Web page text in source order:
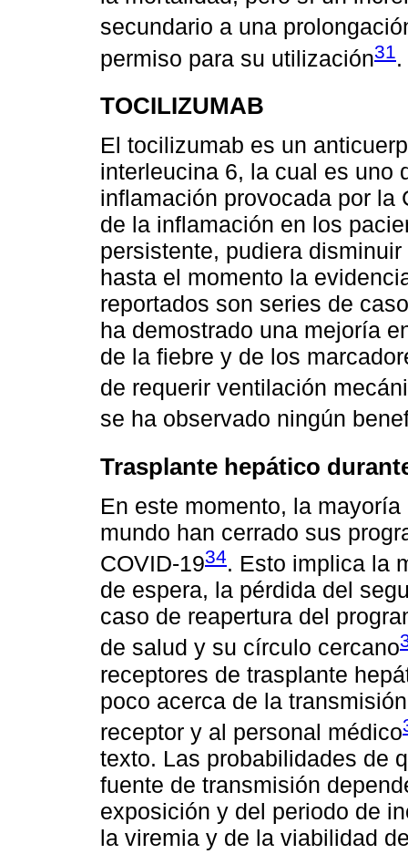
secundario a una
permiso para su utilización31 .
TOCILIZUMAB
El tocilizumab es un
interleucina 6, la cual es uno
inflamación provocada por la
de la inflamación en los
persistente, pudiera
hasta el momento la
reportados son series de
ha demostrado una mejoría
de la fiebre y de los
de requerir ventilación
se ha observado ningún
Trasplante hepático
En este momento, la
mundo han cerrado sus
COVID-1934. Esto implica la
de espera, la pérdida del
caso de reapertura del
de salud y su círculo cercano
receptores de trasplante
poco acerca de la
receptor y al personal médico
texto. Las probabilidades de
fuente de transmisión
exposición y del periodo de
la viremia y de la viabilidad